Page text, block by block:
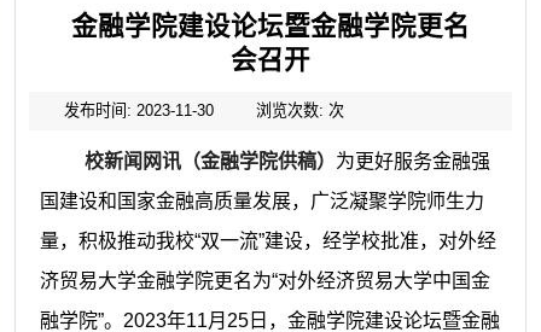
金融学院建设论坛暨金融学院更名
会召开
发布时间: 2023-11-30 浏览次数: 次
校新闻网讯（金融学院供稿） 为更好服务金融强
国建设和国家金融高质量发展，广泛凝聚学院师生力
量，积极推动我校“双一流”建设，经学校批准，对外经
济贸易大学金融学院更名为“对外经济贸易大学中国金
融学院”。2023年11月25日，金融学院建设论坛暨金融